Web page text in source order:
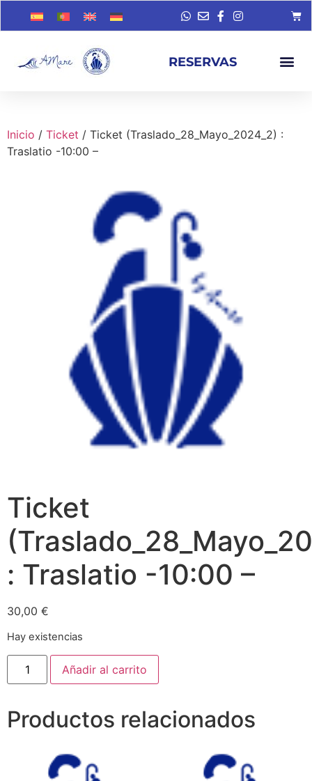
RESERVAS
Inicio / Ticket / Ticket (Traslado_28_Mayo_2024_2) :
Traslatio -10:00 –
Ticket
: Traslatio -10:00 –
30,00 €
Hay existencias
Añadir al carrito
Productos relacionados